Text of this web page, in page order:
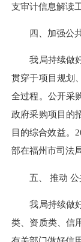
支审计信息解读
四、加强公共
我局持续做好
贯穿于项目规划
全过程。公开采
政府采购项目的
目的综合效益。
部在福州市司法
五、 推动 公
我局持续做好
类、资质类、信